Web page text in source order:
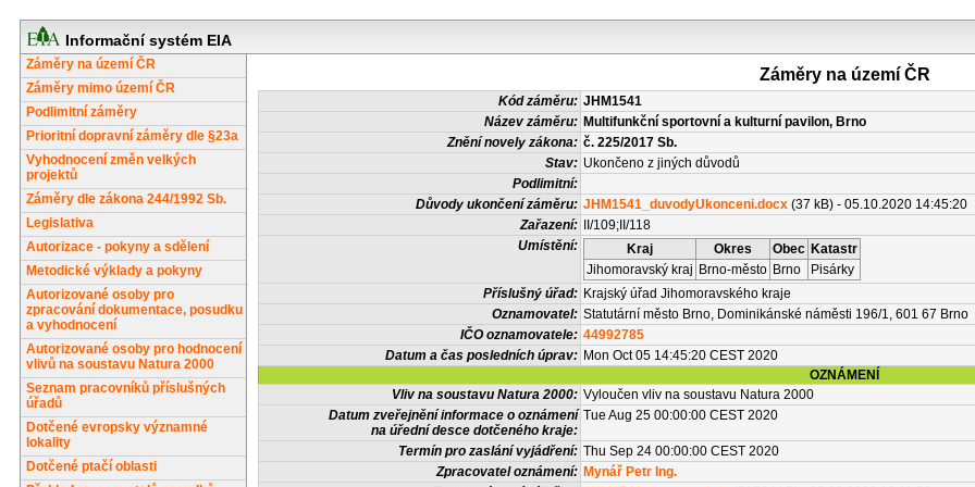
Informační systém EIA
Záměry na území ČR
Záměry mimo území ČR
Podlimitní záměry
Prioritní dopravní záměry dle §23a
Vyhodnocení změn velkých
projektů
Záměry dle zákona 244/1992 Sb.
Legislativa
Autorizace - pokyny a sdělení
Metodické výklady a pokyny
Autorizované osoby pro
zpracování dokumentace, posudku
a vyhodnocení
Autorizované osoby pro hodnocení
vlivů na soustavu Natura 2000
Seznam pracovníků příslušných
úřadů
Dotčené evropsky významné
lokality
Dotčené ptačí oblasti
Záměry na území ČR
Kód záměru: JHM1541
Název záměru: Multifunkční sportovní a kulturní pavilon, Brno
Znění novely zákona: č. 225/2017 Sb.
Stav: Ukončeno z jiných důvodů
Podlimitní:
Důvody ukončení záměru: JHM1541_duvodyUkonceni.docx (37 kB) - 05.10.2020 14:45:20
Zařazení:
II/109;II/118
Umístění:
Kraj Okres Obec Katastr
Jihomoravský kraj Brno-město Brno
Pisárky
Příslušný úřad: Krajský úřad Jihomoravského kraje
Oznamovatel: Statutární město Brno, Dominikánské náměsti 196/1, 601 67 Brno
IČO oznamovatele: 44992785
Datum a čas posledních úprav: Mon Oct 05 14:45:20 CEST 2020
OZNÁMENÍ
Vliv na soustavu Natura 2000: Vyloučen vliv na soustavu Natura 2000
Datum zveřejnění informace o oznámení
na úřední desce dotčeného kraje:
Tue Aug 25 00:00:00 CEST 2020
Termín pro zaslání vyjádření: Thu Sep 24 00:00:00 CEST 2020
Zpracovatel oznámení: Mynář Petr Ing.